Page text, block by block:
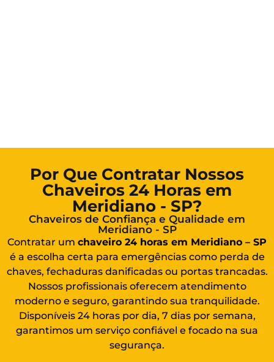
Por Que Contratar Nossos
Chaveiros 24 Horas em
Meridiano - SP?
Chaveiros de Confiança e Qualidade em
Meridiano - SP
Contratar um chaveiro 24 horas em Meridiano – SP
é a escolha certa para emergências como perda de
chaves, fechaduras danificadas ou portas trancadas.
Nossos profissionais oferecem atendimento
moderno e seguro, garantindo sua tranquilidade.
Disponíveis 24 horas por dia, 7 dias por semana,
garantimos um serviço confiável e focado na sua
segurança.